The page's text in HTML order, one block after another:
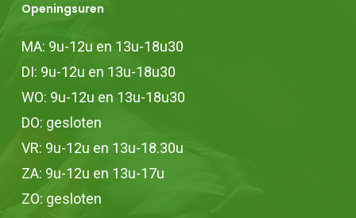
Openingsuren
MA: 9u-12u en 13u-18u30
DI: 9u-12u en 13u-18u30
WO: 9u-12u en 13u-18u30
DO: gesloten
VR: 9u-12u en 13u-18.30u
ZA: 9u-12u en 13u-17u
ZO: gesloten